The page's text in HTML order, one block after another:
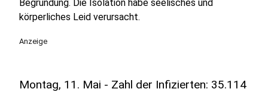
Begründung. Die Isolation habe seelisches und
körperliches Leid verursacht.
Anzeige
Montag, 11. Mai - Zahl der Infizierten: 35.114